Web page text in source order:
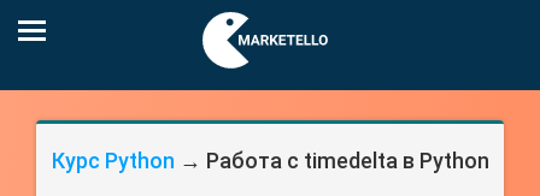
Курс Python → Работа с timedelta в Python